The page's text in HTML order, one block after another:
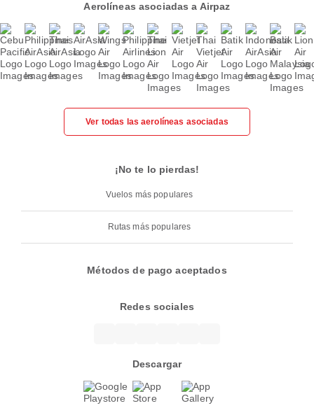
Aerolíneas asociadas a Airpaz
Ver todas las aerolíneas asociadas
¡No te lo pierdas!
Vuelos más populares
Rutas más populares
Métodos de pago aceptados
Redes sociales
Descargar